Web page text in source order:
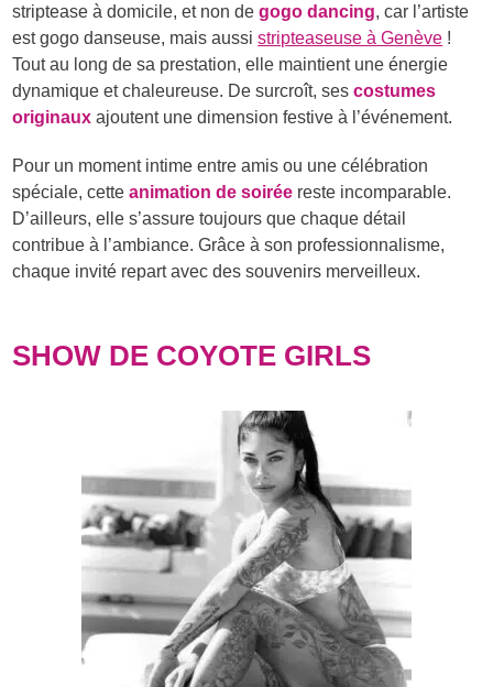
striptease à domicile, et non degogo dancing, car l’artiste
est gogo danseuse, mais aussistripteaseuse à Genève !
Tout au long de sa prestation, elle maintient une énergie
dynamique et chaleureuse. De surcroît, sescostumes
originaux ajoutent une dimension festive à l’événement.
Pour un moment intime entre amis ou une célébration
spéciale, cetteanimation de soirée reste incomparable.
D’ailleurs, elle s’assure toujours que chaque détail
contribue à l’ambiance. Grâce à son professionnalisme,
chaque invité repart avec des souvenirs merveilleux.
SHOW DE COYOTE GIRLS